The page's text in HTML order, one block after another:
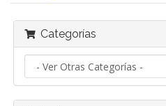
Categorías